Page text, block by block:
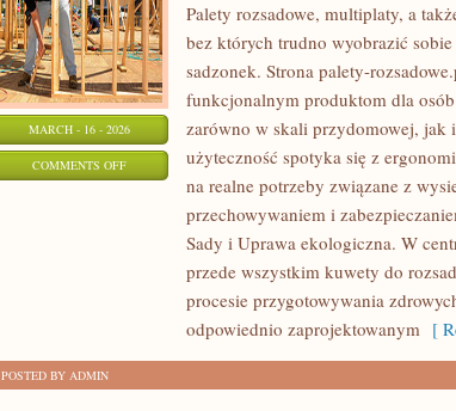
MARCH - 16 - 2026
COMMENTS OFFON
SPECJALISTYCZNE
Palety rozsadowe, multiplaty, a
bez których trudno wyobrazić
sadzonek. Strona palety-
funkcjonalnym produktom dla
zarówno w skali przydomowej, jak
użyteczność spotyka się z
na realne potrzeby związane z
przechowywaniem i
Sady i Uprawa ekologiczna. W
przede wszystkim kuwety do
procesie przygotowywania
odpowiednio zaprojektowanym [
POSTED BY ADMIN